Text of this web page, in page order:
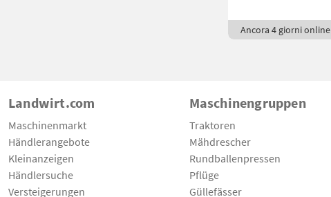
Ancora 4 giorni online
Landwirt.com
Maschinenmarkt
Händlerangebote
Kleinanzeigen
Händlersuche
Versteigerungen
Maschinengruppen
Traktoren
Mähdrescher
Rundballenpressen
Pflüge
Güllefässer